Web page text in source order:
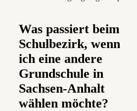
Was passiert beim
Schulbezirk, wenn
ich eine andere
Grundschule in
Sachsen-Anhalt
wählen möchte?